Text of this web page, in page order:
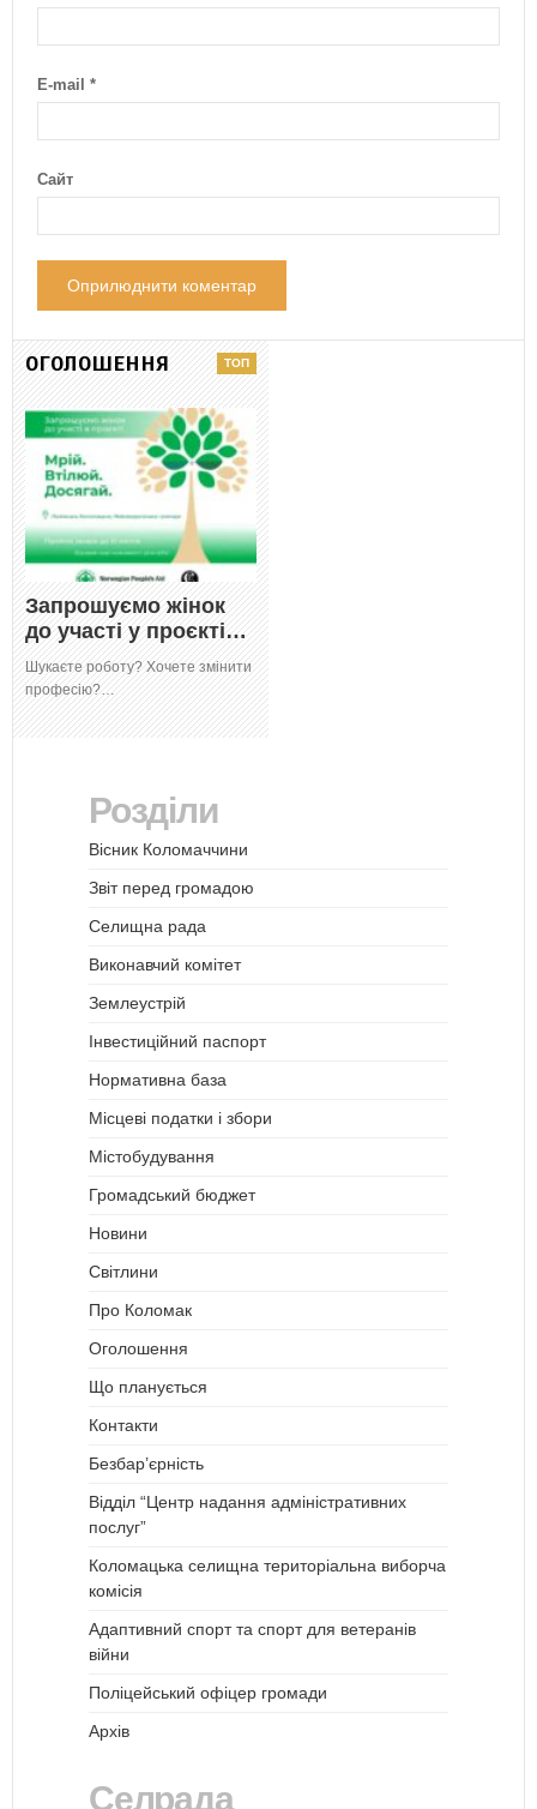
E-mail *
Сайт
ОГОЛОШЕННЯ
Запрошуємо жінок
до участі у проєкті…
Шукаєте роботу? Хочете змінити
професію?…
Розділи
Вісник Коломаччини
Звіт перед громадою
Селищна рада
Виконавчий комітет
Землеустрій
Інвестиційний паспорт
Нормативна база
Місцеві податки і збори
Містобудування
Громадський бюджет
Новини
Світлини
Про Коломак
Оголошення
Що планується
Контакти
Безбар’єрність
Відділ “Центр надання адміністративних
послуг”
Коломацька селищна територіальна виборча
комісія
Адаптивний спорт та спорт для ветеранів
війни
Поліцейський офіцер громади
Архів
Селрада